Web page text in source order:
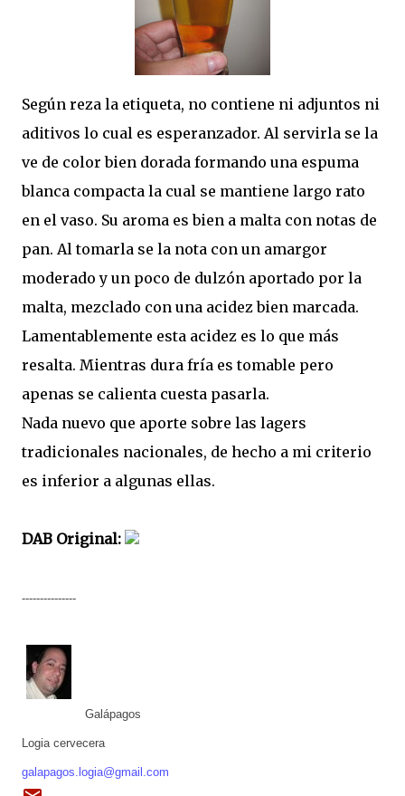
Según reza la etiqueta, no contiene ni adjuntos ni
aditivos lo cual es esperanzador. Al servirla se la
ve de color bien dorada formando una espuma
blanca compacta la cual se mantiene largo rato
en el vaso. Su aroma es bien a malta con notas de
pan. Al tomarla se la nota con un amargor
moderado y un poco de dulzón aportado por la
malta, mezclado con una acidez bien marcada.
Lamentablemente esta acidez es lo que más
resalta. Mientras dura fría es tomable pero
apenas se calienta cuesta pasarla.
Nada nuevo que aporte sobre las lagers
tradicionales nacionales, de hecho a mi criterio
es inferior a algunas ellas.
DAB Original:
---------------
Galápagos
Logia cervecera
galapagos.logia@gmail.com